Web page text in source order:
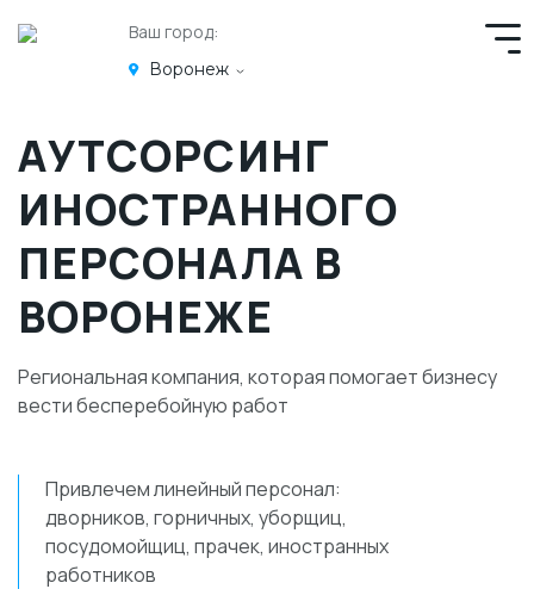
Ваш город:
Воронеж
АУТСОРСИНГ
ИНОСТРАННОГО
ПЕРСОНАЛА В
ВОРОНЕЖЕ
Региональная компания, которая помогает бизнесу
вести бесперебойную работ
Привлечем линейный персонал:
дворников, горничных, уборщиц,
посудомойщиц, прачек, иностранных
работников